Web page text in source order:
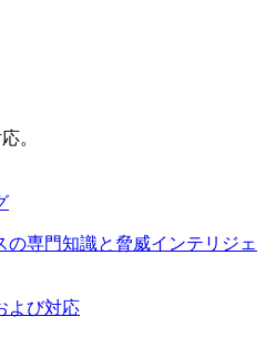
。
の専門知識と脅威インテリジェ
よび対応